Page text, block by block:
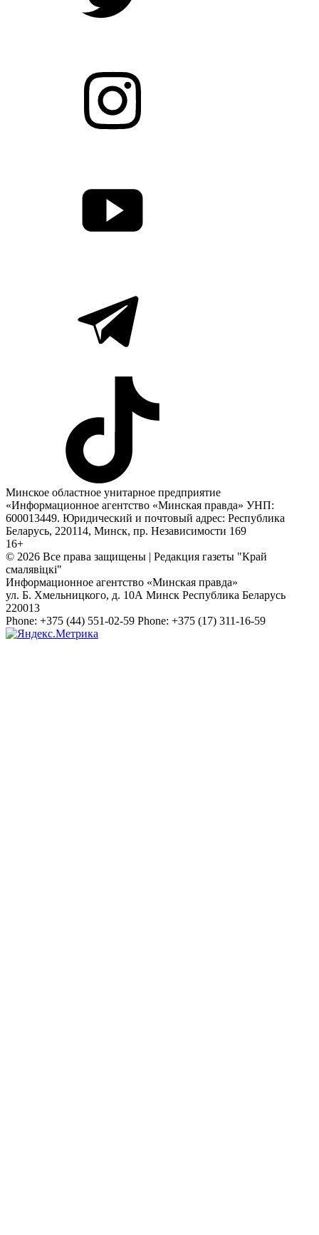
Минское областное унитарное предприятие
«Информационное агентство «Минская правда» УНП:
600013449. Юридический и почтовый адрес: Республика
Беларусь, 220114, Минск, пр. Независимости 169
16+
© 2026 Все права защищены | Редакция газеты "Край
смалявiцкi"
Информационное агентство «Минская правда»
ул. Б. Хмельницкого, д. 10А Минск Республика Беларусь
220013
Phone: +375 (44) 551-02-59 Phone: +375 (17) 311-16-59